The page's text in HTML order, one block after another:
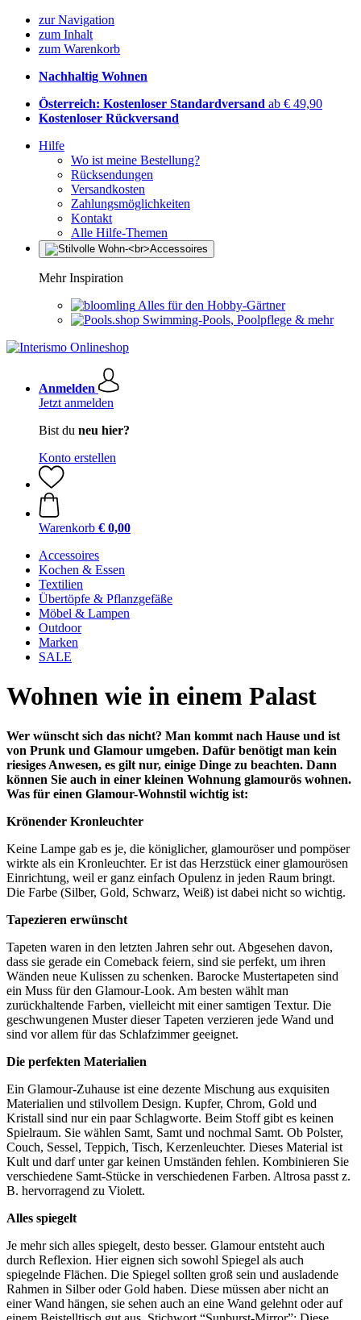
zur Navigation
zum Inhalt
zum Warenkorb
Nachhaltig Wohnen
Österreich: Kostenloser Standardversand ab € 49,90
Kostenloser Rückversand
Hilfe
Wo ist meine Bestellung?
Rücksendungen
Versandkosten
Zahlungsmöglichkeiten
Kontakt
Alle Hilfe-Themen
Mehr Inspiration
Alles für den Hobby-Gärtner
Swimming-Pools, Poolpflege & mehr
Anmelden
Jetzt anmelden
Bist du neu hier?
Konto erstellen
Warenkorb € 0,00
Accessoires
Kochen & Essen
Textilien
Übertöpfe & Pflanzgefäße
Möbel & Lampen
Outdoor
Marken
SALE
Wohnen wie in einem Palast
Wer wünscht sich das nicht? Man kommt nach Hause und ist
von Prunk und Glamour umgeben. Dafür benötigt man kein
riesiges Anwesen, es gilt nur, einige Dinge zu beachten. Dann
können Sie auch in einer kleinen Wohnung glamourös wohnen.
Was für einen Glamour-Wohnstil wichtig ist:
Krönender Kronleuchter
Keine Lampe gab es je, die königlicher, glamouröser und pompöser
wirkte als ein Kronleuchter. Er ist das Herzstück einer glamourösen
Einrichtung, weil er ganz einfach Opulenz in jeden Raum bringt.
Die Farbe (Silber, Gold, Schwarz, Weiß) ist dabei nicht so wichtig.
Tapezieren erwünscht
Tapeten waren in den letzten Jahren sehr out. Abgesehen davon,
dass sie gerade ein Comeback feiern, sind sie perfekt, um ihren
Wänden neue Kulissen zu schenken. Barocke Mustertapeten sind
ein Muss für den Glamour-Look. Am besten wählt man
zurückhaltende Farben, vielleicht mit einer samtigen Textur. Die
geschwungenen Muster dieser Tapeten verzieren jede Wand und
sind vor allem für das Schlafzimmer geeignet.
Die perfekten Materialien
Ein Glamour-Zuhause ist eine dezente Mischung aus exquisiten
Materialien und stilvollem Design. Kupfer, Chrom, Gold und
Kristall sind nur ein paar Schlagworte. Beim Stoff gibt es keinen
Spielraum. Sie wählen Samt, Samt und nochmal Samt. Ob Polster,
Couch, Sessel, Teppich, Tisch, Kerzenleuchter. Dieses Material ist
Kult und darf unter gar keinen Umständen fehlen. Kombinieren Sie
verschiedene Samt-Stücke in verschiedenen Farben. Altrosa passt z.
B. hervorragend zu Violett.
Alles spiegelt
Je mehr sich alles spiegelt, desto besser. Glamour entsteht auch
durch Reflexion. Hier eignen sich sowohl Spiegel als auch
spiegelnde Flächen. Die Spiegel sollten groß sein und ausladende
Rahmen in Silber oder Gold haben. Diese müssen aber nicht an
einer Wand hängen, sie sehen auch an eine Wand gelehnt oder auf